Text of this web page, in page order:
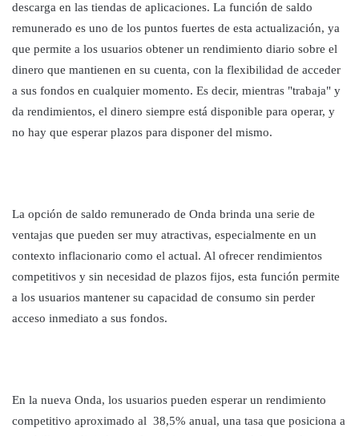
descarga en las tiendas de aplicaciones. La función de saldo
remunerado es uno de los puntos fuertes de esta actualización, ya
que permite a los usuarios obtener un rendimiento diario sobre el
dinero que mantienen en su cuenta, con la flexibilidad de acceder
a sus fondos en cualquier momento. Es decir, mientras "trabaja" y
da rendimientos, el dinero siempre está disponible para operar, y
no hay que esperar plazos para disponer del mismo.
La opción de saldo remunerado de Onda brinda una serie de
ventajas que pueden ser muy atractivas, especialmente en un
contexto inflacionario como el actual. Al ofrecer rendimientos
competitivos y sin necesidad de plazos fijos, esta función permite
a los usuarios mantener su capacidad de consumo sin perder
acceso inmediato a sus fondos.
En la nueva Onda, los usuarios pueden esperar un rendimiento
competitivo aproximado al 38,5% anual, una tasa que posiciona a